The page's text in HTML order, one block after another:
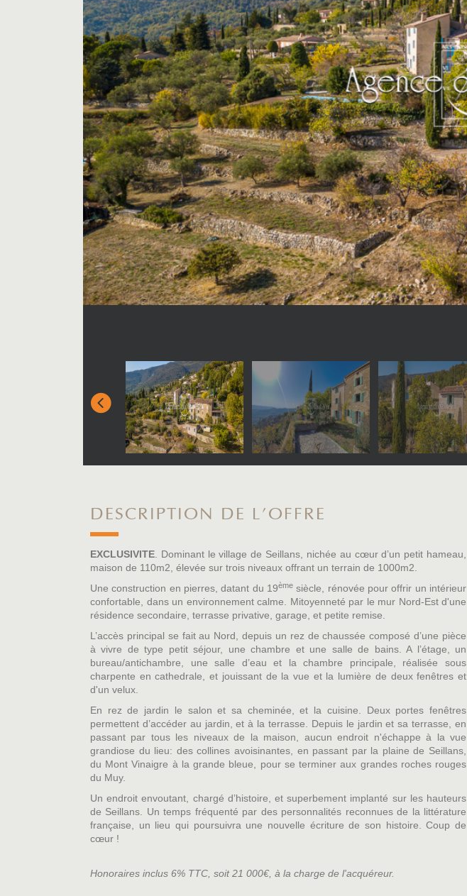
DESCRIPTION DE L'OFFRE
EXCLUSIVITE . Dominant le village de Seillans, nichée au cœur d’un petit hameau,
maison de 110m2, élevée sur trois niveaux offrant un terrain de 1000m2.
Une construction en pierres, datant du 19ème siècle, rénovée pour offrir un intérieur
confortable, dans un environnement calme. Mitoyenneté par le mur Nord-Est d'une
résidence secondaire, terrasse privative, garage, et petite remise.
L’accès principal se fait au Nord, depuis un rez de chaussée composé d’une pièce
à vivre de type petit séjour, une chambre et une salle de bains. A l’étage, un
bureau/antichambre, une salle d’eau et la chambre principale, réalisée sous
charpente en cathedrale, et jouissant de la vue et la lumière de deux fenêtres et
d'un velux.
En rez de jardin le salon et sa cheminée, et la cuisine. Deux portes fenêtres
permettent d’accéder au jardin, et à la terrasse. Depuis le jardin et sa terrasse, en
passant par tous les niveaux de la maison, aucun endroit n'échappe à la vue
grandiose du lieu: des collines avoisinantes, en passant par la plaine de Seillans,
du Mont Vinaigre à la grande bleue, pour se terminer aux grandes roches rouges
du Muy.
Un endroit envoutant, chargé d’histoire, et superbement implanté sur les hauteurs
de Seillans. Un temps fréquenté par des personnalités reconnues de la littérature
française, un lieu qui poursuivra une nouvelle écriture de son histoire. Coup de
cœur !
Honoraires inclus 6% TTC, soit 21 000€, à la charge de l'acquéreur.